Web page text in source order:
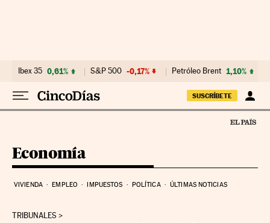
Ibex 35 0,61% S&P 500 -0,17% Petróleo Brent 1,10%
SUSCRÍBETE
Economía
VIVIENDA EMPLEO IMPUESTOS POLÍTICA ÚLTIMAS NOTICIAS
TRIBUNALES